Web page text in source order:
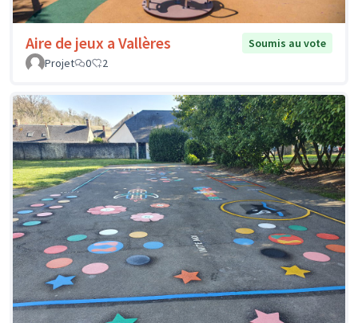
Aire de jeux a Vallères
Soumis au vote
Projet
0 2